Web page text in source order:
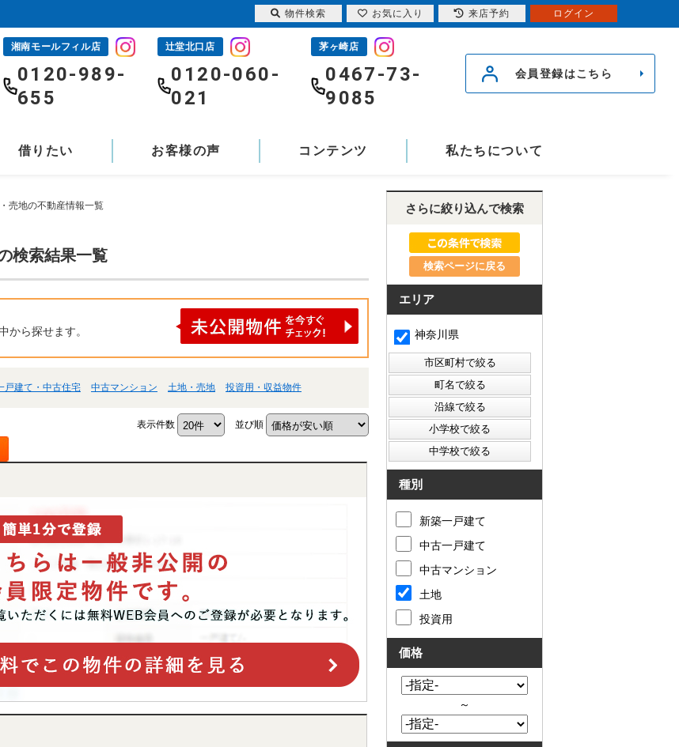
湘南モールフィル店
0120-989-
655
辻堂北口店
0120-060-
021
茅ヶ崎店
0467-73-
9085
会員登録はこちら
借りたい お客様の声 コンテンツ 私たちについて
売地の不動産情報一覧
検索結果一覧
から探せます。
戸建て・中古住宅 中古マンション 土地・売地 投資用・収益物件
表示件数 並び順
さらに絞り込んで検索
検索ページに戻る
エリア
神奈川県
種別
新築一戸建て
中古一戸建て
中古マンション
土地
投資用
価格
～
物件検索 お気に入り 来店予約 ログイン